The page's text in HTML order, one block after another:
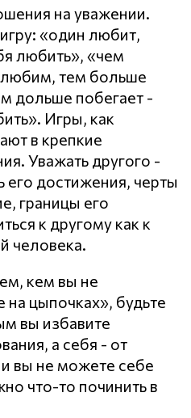
на уважении.
«один любит,
любить», «чем
тем больше
дольше побегает -
Игры, как
в крепкие
Уважать другого -
его достижения, черты
границы его
к другому как к
человека.
кем вы не
на цыпочках», будьте
вы избавите
а себя - от
вы не можете себе
что-то починить в